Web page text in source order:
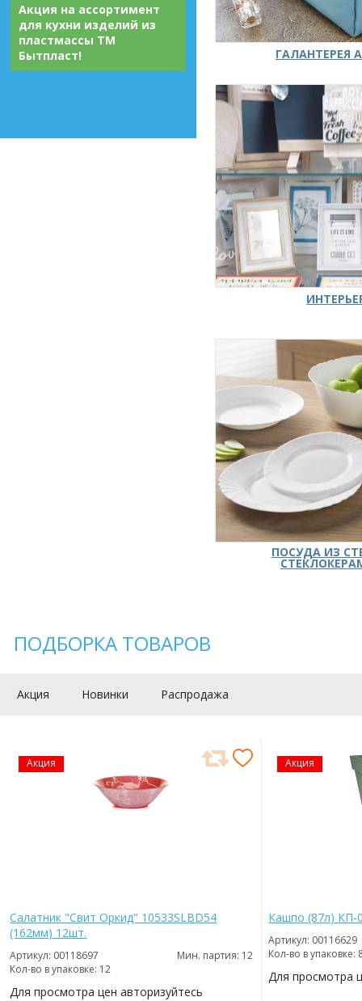
Акция на ассортимент
для кухни изделий из
пластмассы ТМ
Бытпласт!
ГАЛАНТЕРЕЯ
ПОСУДА ИЗ
ПОДБОРКА ТОВАРОВ
Акция Новинки Распродажа
Акция
Салатник "Свит Оркид" 10533SLBD54
(162мм) 12шт.
Артикул: 00118697
Мин. партия: 12
Кол-во в упаковке: 12
Для просмотра цен авторизуйтесь
Акция
Кашпо (87л) КП-
Артикул: 00116629
Кол-во в упаковке:
Для просмотра